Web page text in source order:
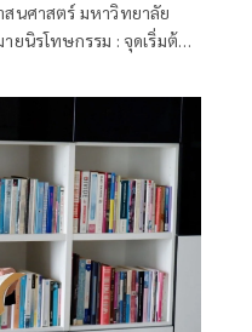
นศาสตร์ มหาวิทยาลัย